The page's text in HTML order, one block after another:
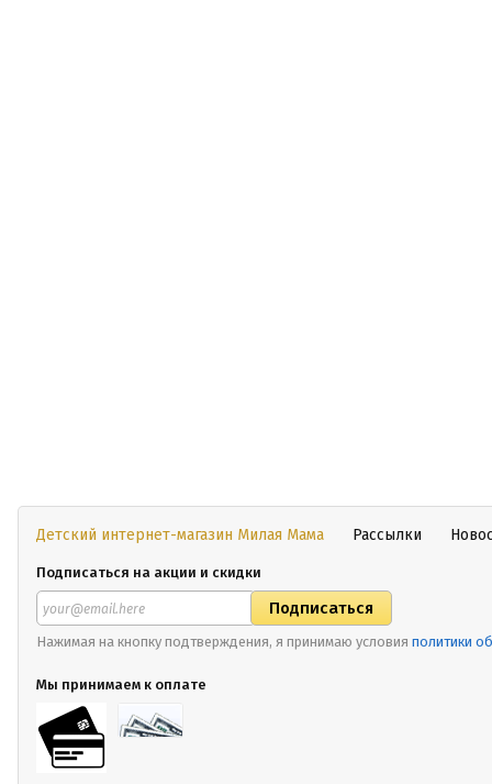
Детский интернет-магазин Милая Мама Рассылки
Подписаться на акции и скидки
Нажимая на кнопку подтверждения, я принимаю условия политики
Мы принимаем к оплате